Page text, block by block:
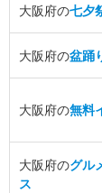
大阪府の七夕
大阪府の盆踊
大阪府の無料
大阪府のグル
ス